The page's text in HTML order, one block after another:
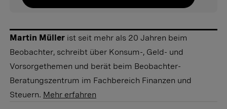
Martin Müller ist seit mehr als 20 Jahren beim
Beobachter, schreibt über Konsum-, Geld- und
Vorsorgethemen und berät beim Beobachter-
Beratungszentrum im Fachbereich Finanzen und
Steuern. Mehr erfahren